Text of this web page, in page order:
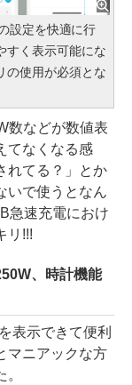
設定を快適に行
すく表示可能にな
の使用が必須とな
数などが数値表
てなくなる感
れてる？」とか
いで使うとなん
急速充電におけ
リ!!!
、時計機能
表示できて便利
マニアックな方